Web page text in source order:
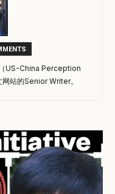
US-China Perception
站的Senior Writer。